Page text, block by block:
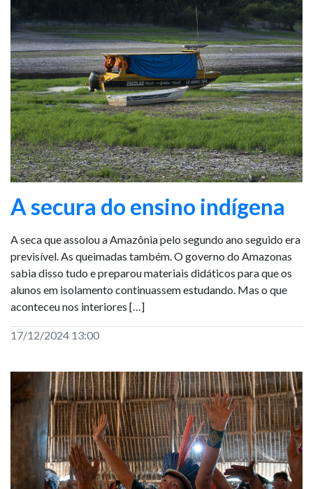
A secura do ensino indígena
A seca que assolou a Amazônia pelo segundo ano seguido era
previsível. As queimadas também. O governo do Amazonas
sabia disso tudo e preparou materiais didáticos para que os
alunos em isolamento continuassem estudando. Mas o que
aconteceu nos interiores […]
17/12/2024 13:00